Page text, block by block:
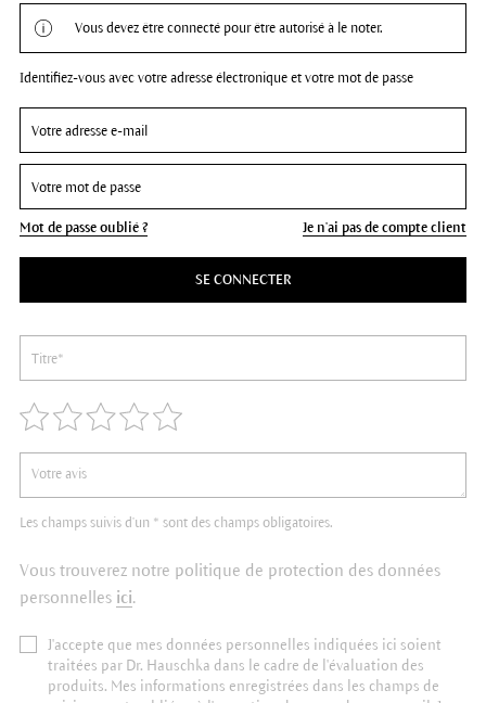
Vous devez être connecté pour être autorisé à le noter.
Identifiez-vous avec votre adresse électronique et votre mot de passe
Mot de passe oublié ? Je n'ai pas de compte client
SE CONNECTER
Les champs suivis d'un * sont des champs obligatoires.
Vous trouverez notre politique de protection des données
personnelles ici.
J'accepte que mes données personnelles indiquées ici soient
traitées par Dr. Hauschka dans le cadre de l'évaluation des
produits. Mes informations enregistrées dans les champs de